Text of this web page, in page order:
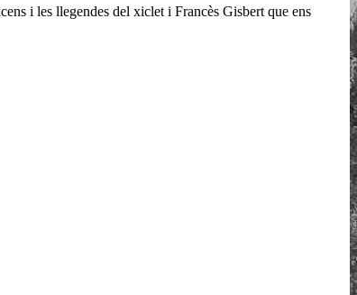
i les llegendes del xiclet i Francès Gisbert que ens